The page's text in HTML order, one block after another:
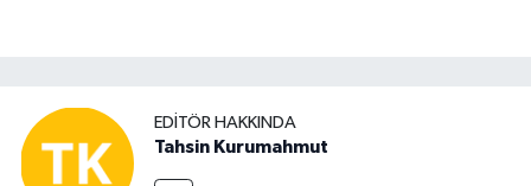
EDITÖR HAKKINDA
Tahsin Kurumahmut